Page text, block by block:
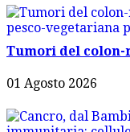
Tumori del
01 Agosto 2026